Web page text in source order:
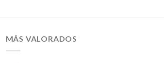
MÁS VALORADOS